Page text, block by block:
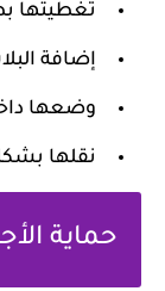
تغطيتها
إضافة
وضعها
نقلها
حماية